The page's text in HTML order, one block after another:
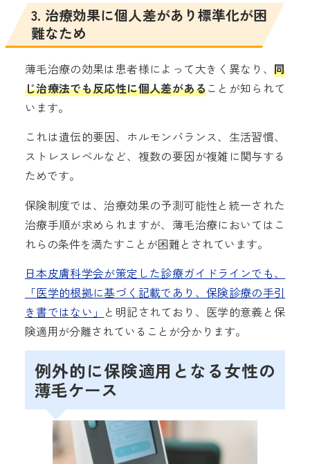
3. 治療効果に個人差があり標準化が困
難なため
薄毛治療の効果は患者様によって大きく異なり、同
じ治療法でも反応性に個人差があることが知られて
います。
これは遺伝的要因、ホルモンバランス、生活習慣、
ストレスレベルなど、複数の要因が複雑に関与する
ためです。
保険制度では、治療効果の予測可能性と統一された
治療手順が求められますが、薄毛治療においてはこ
れらの条件を満たすことが困難とされています。
日本皮膚科学会が策定した診療ガイドラインでも、
「医学的根拠に基づく記載であり、保険診療の手引
き書ではない」 と明記されており、医学的意義と保
険適用が分離されていることが分かります。
例外的に保険適用となる女性の
薄毛ケース